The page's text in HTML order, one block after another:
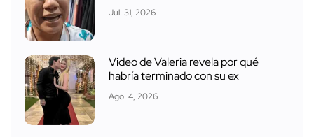
Jul. 31, 2026
Video de Valeria revela por qué
habría terminado con su ex
Ago. 4, 2026